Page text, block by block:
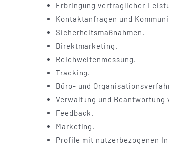
Erbringung vertraglicher
Kontaktanfragen und
Sicherheitsmaßnahmen.
Direktmarketing.
Reichweitenmessung.
Tracking.
Büro- und
Verwaltung und Beantwortung
Feedback.
Marketing.
Profile mit nutzerbezogenen